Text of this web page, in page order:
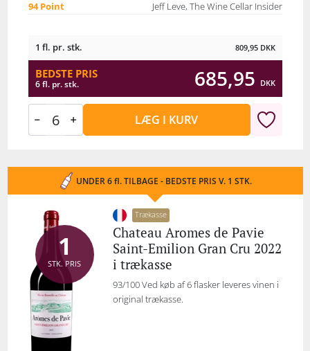
94 Point
Jeff Leve, The Wine Cellar Insider
1 fl. pr. stk. 809,95 DKK
BEDSTE PRIS
6 fl. pr. stk. 685,95 DKK
LÆG I KURV
UNDER 6 fl. TILBAGE - BEDSTE PRIS V. 1 STK.
1
STK. PRIS
Trækasse
Chateau Aromes de Pavie
Saint-Emilion Gran Cru 2022
i trækasse
93/100 Ved køb af 6 flasker leveres vinen i
original trækasse.